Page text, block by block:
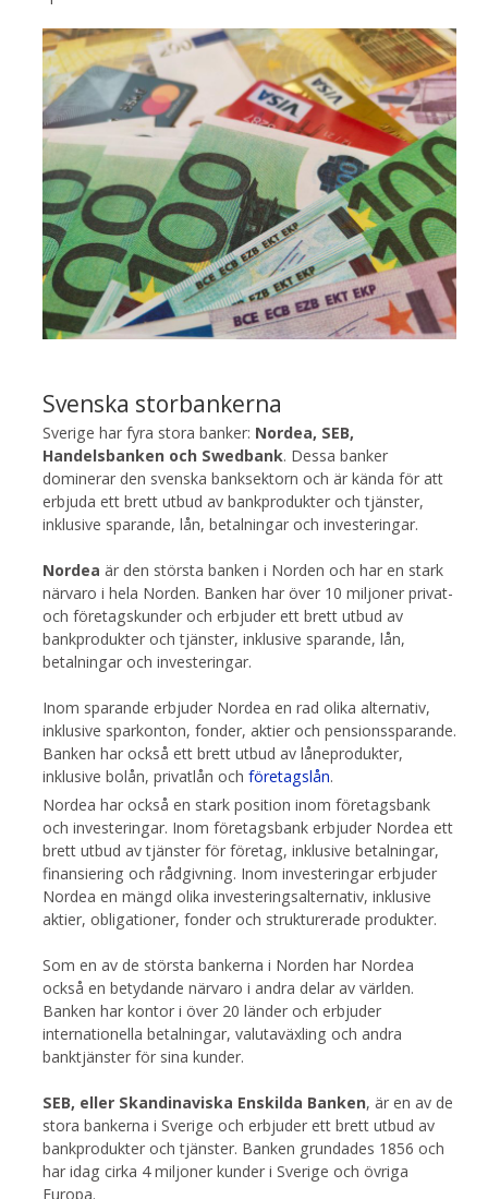
Svenska storbankerna
Sverige har fyra stora banker: Nordea, SEB,
Handelsbanken och Swedbank. Dessa banker
dominerar den svenska banksektorn och är kända för att
erbjuda ett brett utbud av bankprodukter och tjänster,
inklusive sparande, lån, betalningar och investeringar.
Nordea är den största banken i Norden och har en stark
närvaro i hela Norden. Banken har över 10 miljoner privat-
och företagskunder och erbjuder ett brett utbud av
bankprodukter och tjänster, inklusive sparande, lån,
betalningar och investeringar.
Inom sparande erbjuder Nordea en rad olika alternativ,
inklusive sparkonton, fonder, aktier och pensionssparande.
Banken har också ett brett utbud av låneprodukter,
inklusive bolån, privatlån och företagslån.
Nordea har också en stark position inom företagsbank
och investeringar. Inom företagsbank erbjuder Nordea ett
brett utbud av tjänster för företag, inklusive betalningar,
finansiering och rådgivning. Inom investeringar erbjuder
Nordea en mängd olika investeringsalternativ, inklusive
aktier, obligationer, fonder och strukturerade produkter.
Som en av de största bankerna i Norden har Nordea
också en betydande närvaro i andra delar av världen.
Banken har kontor i över 20 länder och erbjuder
internationella betalningar, valutaväxling och andra
banktjänster för sina kunder.
SEB, eller Skandinaviska Enskilda Banken, är en av de
stora bankerna i Sverige och erbjuder ett brett utbud av
bankprodukter och tjänster. Banken grundades 1856 och
har idag cirka 4 miljoner kunder i Sverige och övriga
Europa.